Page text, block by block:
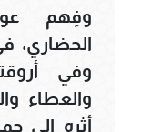
وفِهم
الحضاري،
وفي
والعطاء
أثره إلى